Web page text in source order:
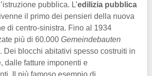
pubblica. L’edilizia pubblica
il primo dei pensieri della nuova
di centro-sinistra. Fino al 1934
più di 60.000 Gemeindebauten
Dei blocchi abitativi spesso costruiti in
dalle fatture imponenti e
Il più famoso esempio di